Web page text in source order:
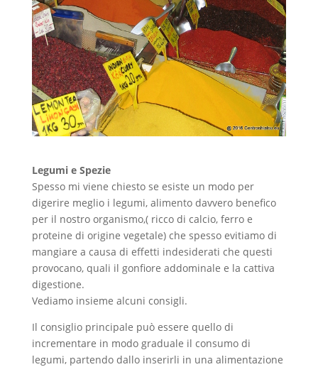
Legumi e Spezie
Spesso mi viene chiesto se esiste un modo per
digerire meglio i legumi, alimento davvero benefico
per il nostro organismo,( ricco di calcio, ferro e
proteine di origine vegetale) che spesso evitiamo di
mangiare a causa di effetti indesiderati che questi
provocano, quali il gonfiore addominale e la cattiva
digestione.
Vediamo insieme alcuni consigli.
Il consiglio principale può essere quello di
incrementare in modo graduale il consumo di
legumi, partendo dallo inserirli in una alimentazione